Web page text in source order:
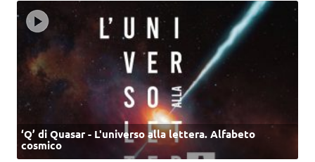
‘Q’ di Quasar - L'universo alla lettera. Alfabeto
cosmico